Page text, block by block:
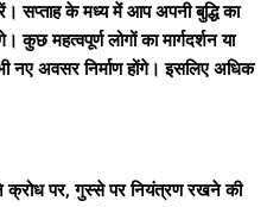
सप्ताह के मध्य में आप अपनी बुद्धि का
महत्वपूर्ण लोगों का मार्गदर्शन या
नए अवसर निर्माण होंगे। इसलिए अधिक
क्रोध पर, गुस्से पर नियंत्रण रखने की